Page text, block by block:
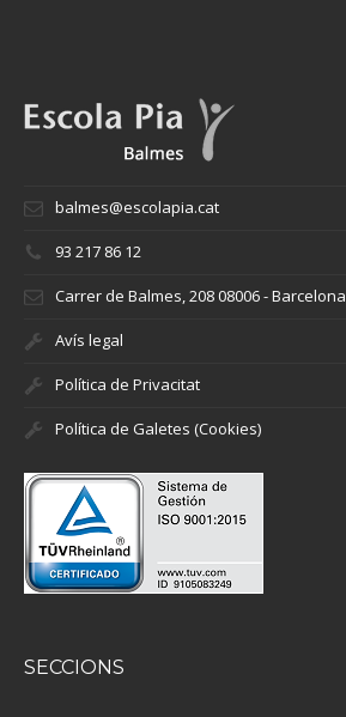
balmes@escolapia.cat
93 217 86 12
Carrer de Balmes, 208 08006 - Barcelona
Avís legal
Política de Privacitat
Política de Galetes (Cookies)
SECCIONS